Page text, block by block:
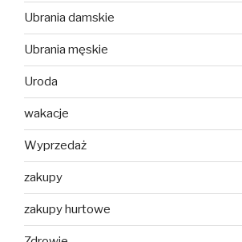
Ubrania damskie
Ubrania męskie
Uroda
wakacje
Wyprzedaż
zakupy
zakupy hurtowe